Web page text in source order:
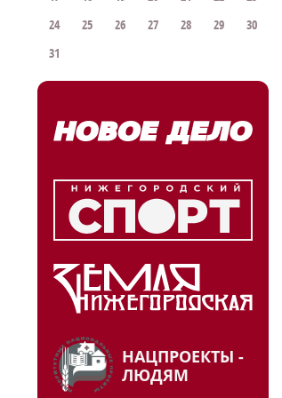
24
25 26 27 28 29
30
31
НАЦПРОЕКТЫ -
ЛЮДЯМ